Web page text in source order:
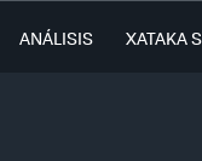
ANÁLISIS XATAKA